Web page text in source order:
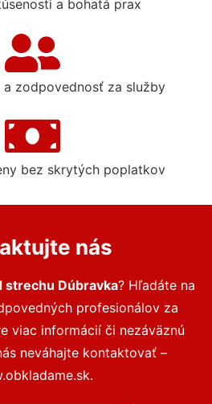
a bohatá prax
zodpovednosť za služby
bez skrytých poplatkov
nás
strechu Dúbravka? Hľadáte na
profesionálov za
viac informácií či nezáväznú
neváhajte kontaktovať –